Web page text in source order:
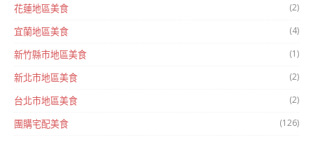
花蓮地區美食 (2)
宜蘭地區美食 (4)
新竹縣市地區美食 (1)
新北市地區美食 (2)
台北市地區美食 (2)
團購宅配美食 (126)